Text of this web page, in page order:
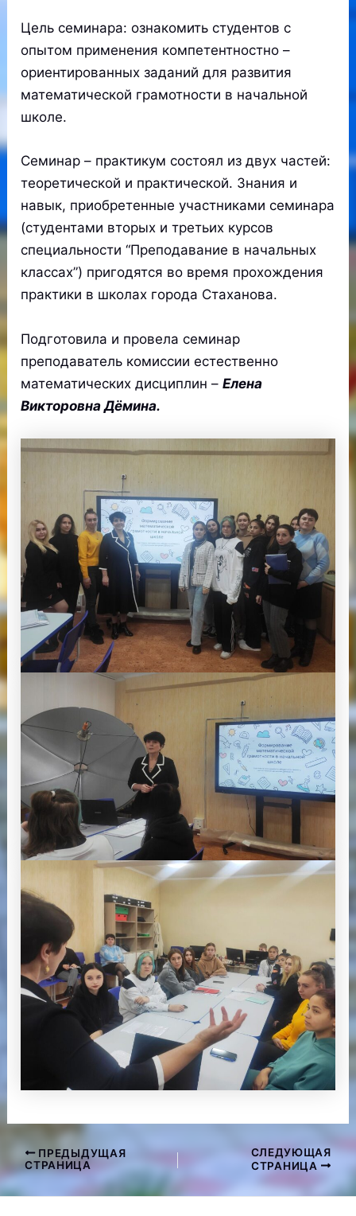
Цель семинара: ознакомить студентов с
опытом применения компетентностно –
ориентированных заданий для развития
математической грамотности в начальной
школе.
Семинар – практикум состоял из двух частей:
теоретической и практической. Знания и
навык, приобретенные участниками семинара
(студентами вторых и третьих курсов
специальности “Преподавание в начальных
классах”) пригодятся во время прохождения
практики в школах города Стаханова.
Подготовила и провела семинар
преподаватель комиссии естественно
математических дисциплин –Елена
Викторовна Дёмина.
Навигация
по
записям
ПРЕДЫДУЩАЯ
СТРАНИЦА
СЛЕДУЮЩАЯ
СТРАНИЦА